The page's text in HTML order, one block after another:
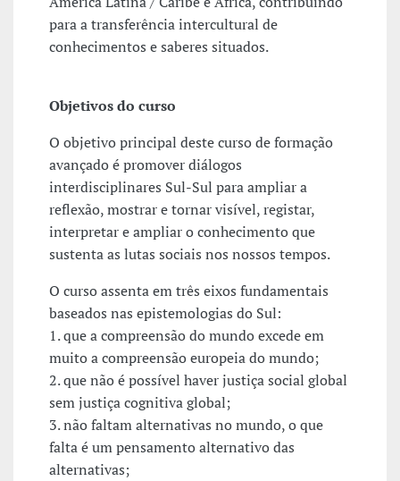
para a transferência intercultural de
conhecimentos e saberes situados.
Objetivos do curso
O objetivo principal deste curso de formação
avançado é promover diálogos
interdisciplinares Sul-Sul para ampliar a
reflexão, mostrar e tornar visível, registar,
interpretar e ampliar o conhecimento que
sustenta as lutas sociais nos nossos tempos.
O curso assenta em três eixos fundamentais
baseados nas epistemologias do Sul:
1. que a compreensão do mundo excede em
muito a compreensão europeia do mundo;
2. que não é possível haver justiça social global
sem justiça cognitiva global;
3. não faltam alternativas no mundo, o que
falta é um pensamento alternativo das
alternativas;